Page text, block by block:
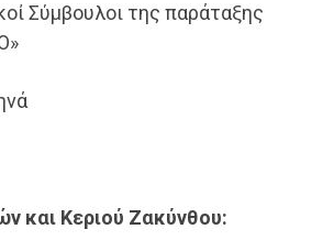
Σύμβουλοι της παράταξης
και Κεριού Ζακύνθου: